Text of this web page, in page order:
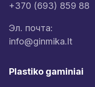
+370 (693) 859 88
Эл. почта:
info@ginmika.lt
Plastiko gaminiai